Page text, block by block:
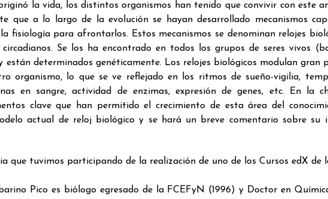
la vida, los distintos organismos han tenido que convivir con este
que a lo largo de la evolución se hayan desarrollado mecanismos
fisiología para afrontarlos. Estos mecanismos se denominan relojes
Se los ha encontrado en todos los grupos de seres vivos
están determinados genéticamente. Los relojes biológicos modulan gran
organismo, lo que se ve reflejado en los ritmos de sueño-vigilia,
en sangre, actividad de enzimas, expresión de genes, etc. En la
clave que han permitido el crecimiento de esta área del
actual de reloj biológico y se hará un breve comentario sobre su
que tuvimos participando de la realización de uno de los Cursos edX de
Pico es biólogo egresado de la FCEFyN (1996) y Doctor en